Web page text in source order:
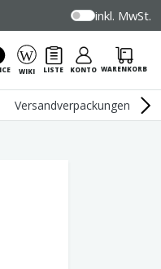
inkl. MwSt.
WIKI LISTE KONTO WARENKORB
Versandverpackungen